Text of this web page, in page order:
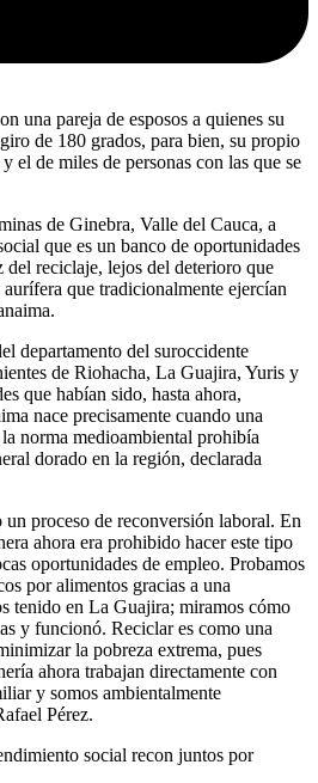
una pareja de esposos a quienes su
de 180 grados, para bien, su propio
el de miles de personas con las que se
de Ginebra, Valle del Cauca, a
que es un banco de oportunidades
del reciclaje, lejos del deterioro que
que tradicionalmente ejercían
departamento del suroccidente
de Riohacha, La Guajira, Yuris y
que habían sido, hasta ahora,
nace precisamente cuando una
norma medioambiental prohibía
dorado en la región, declarada
un proceso de reconversión laboral. En
ahora era prohibido hacer este tipo
oportunidades de empleo. Probamos
por alimentos gracias a una
tenido en La Guajira; miramos cómo
y funcionó. Reciclar es como una
la pobreza extrema, pues
ahora trabajan directamente con
y somos ambientalmente
Pérez.